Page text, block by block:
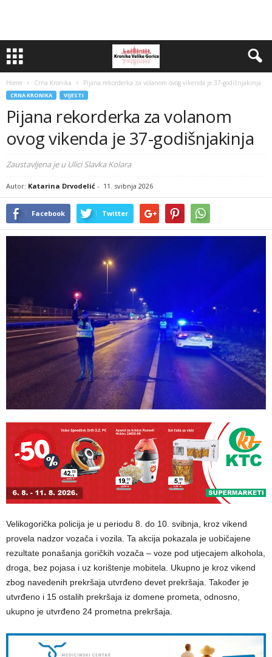
Home Crna Kronika Pijana rekorderka za volanom ovog vikenda je 37-godišnjakinja
CRNA KRONIKA VIJESTI
Pijana rekorderka za volanom
ovog vikenda je 37-godišnjakinja
Zaustavljena je u Ulici Slavka Kolara
Autor: Katarina Drvodelić - 11. svibnja 2026
Facebook Twitter
Velikogorička policija je u periodu 8. do 10. svibnja, kroz vikend
provela nadzor vozača i vozila. Ta akcija pokazala je uobičajene
rezultate ponašanja goričkih vozača – voze pod utjecajem alkohola,
droga, bez pojasa i uz korištenje mobitela. Ukupno je kroz vikend
zbog navedenih prekršaja utvrđeno devet prekršaja. Također je
utvrđeno i 15 ostalih prekršaja iz domene prometa, odnosno,
ukupno je utvrđeno 24 prometna prekršaja.